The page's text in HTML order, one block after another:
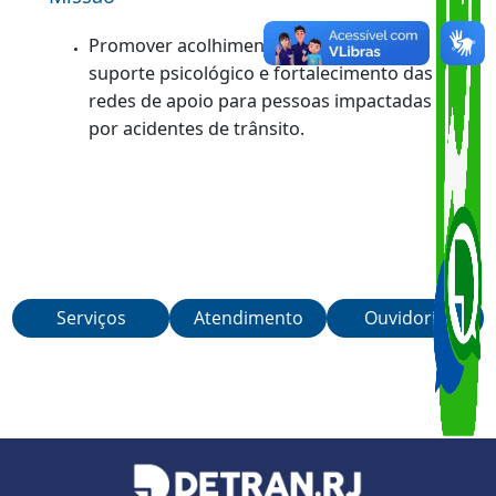
Missão
Promover acolhimento humanizado,
suporte psicológico e fortalecimento das
redes de apoio para pessoas impactadas
Serviços Atendimento Ouvidoria